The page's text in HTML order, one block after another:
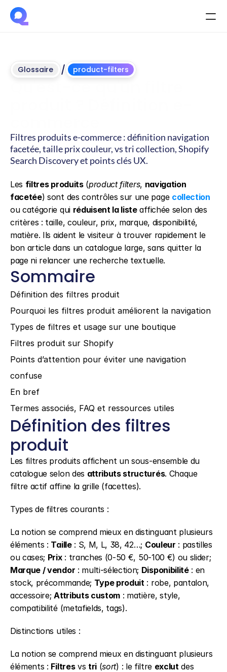
Glossaire / product-filters
Filtres produits e-commerce : définition navigation
facetée, taille prix couleur, vs tri collection, Shopify
Search Discovery et points clés UX.
Les filtres produits (product filters, navigation
facetée) sont des contrôles sur une page collection
ou catégorie qui réduisent la liste affichée selon des
critères : taille, couleur, prix, marque, disponibilité,
matière. Ils aident le visiteur à trouver rapidement le
bon article dans un catalogue large, sans quitter la
page ni relancer une recherche textuelle.
Sommaire
Définition des filtres produit
Pourquoi les filtres produit améliorent la navigation
Types de filtres et usage sur une boutique
Filtres produit sur Shopify
Points d’attention pour éviter une navigation
confuse
En bref
Termes associés, FAQ et ressources utiles
Définition des filtres
produit
Les filtres produits affichent un sous-ensemble du
catalogue selon des attributs structurés. Chaque
filtre actif affine la grille (facettes).
Types de filtres courants :
La notion se comprend mieux en distinguant plusieurs
éléments : Taille : S, M, L, 38, 42…; Couleur : pastilles
ou cases; Prix
Marque / vendor : multi-sélection; Disponibilité : en
stock, précommande; Type produit : robe, pantalon,
accessoire; Attributs custom : matière, style,
compatibilité (metafields, tags).
Distinctions utiles :
La notion se comprend mieux en distinguant plusieurs
éléments : Filtres vs tri (sort) : le filtre exclut des